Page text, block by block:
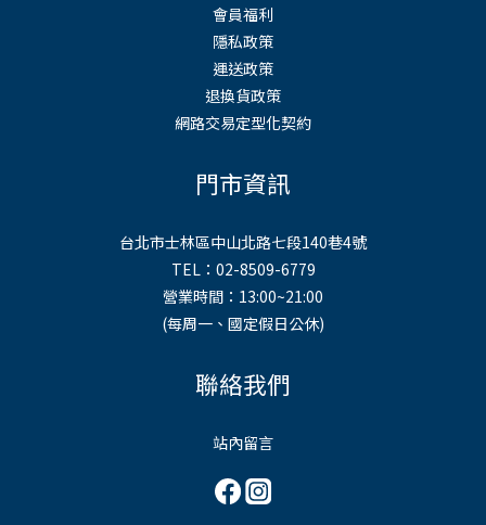
會員福利
隱私政策
運送政策
退換貨政策
網路交易定型化契約
門市資訊
台北市士林區中山北路七段140巷4號
TEL：02-8509-6779
營業時間：13:00~21:00
(每周一、國定假日公休)
聯絡我們
站內留言